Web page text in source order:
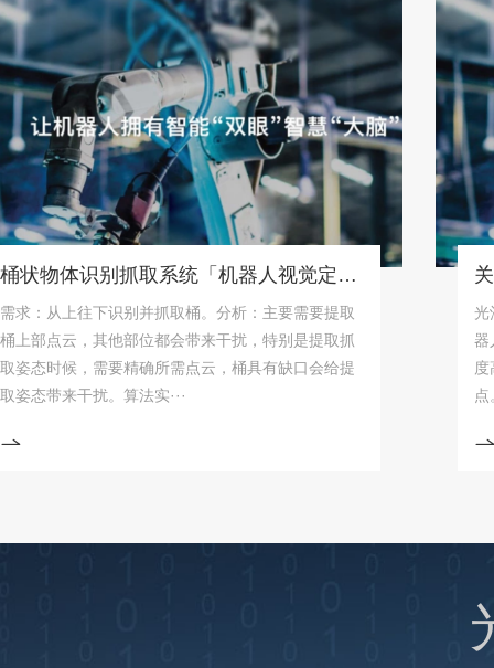
桶状物体识别抓取系统「机器人视觉定位抓取解决方案」
上往下识别并抓取桶。分析：主要需要提取
云，其他部位都会带来干扰，特别是提取抓
候，需要精确所需点云，桶具有缺口会给提
来干扰。算法实···
光沦机
器人3d
度高、
点。今